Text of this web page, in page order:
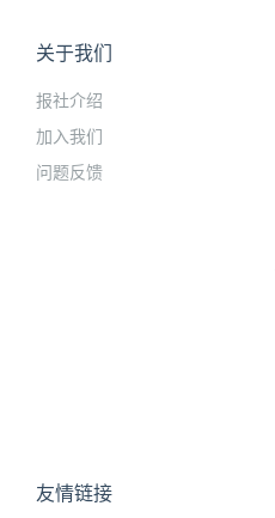
关于我们
报社介绍
加入我们
问题反馈
友情链接